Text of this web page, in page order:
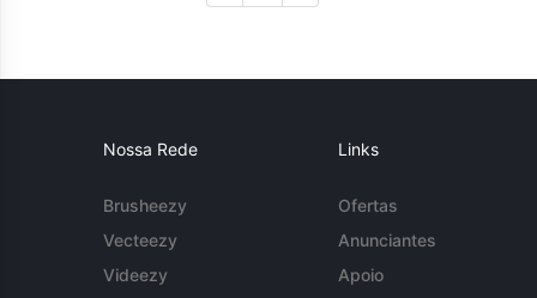
Nossa Rede
Brusheezy
Vecteezy
Videezy
Links
Ofertas
Anunciantes
Apoio